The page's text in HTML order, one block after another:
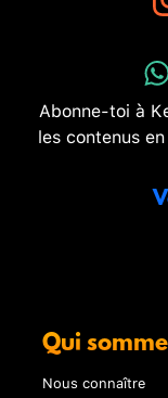
Abonne-toi à
les contenus
Qui
Nous connaître